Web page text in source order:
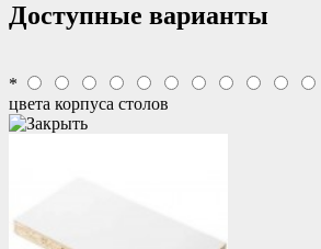
Доступные варианты
*
цвета корпуса столов